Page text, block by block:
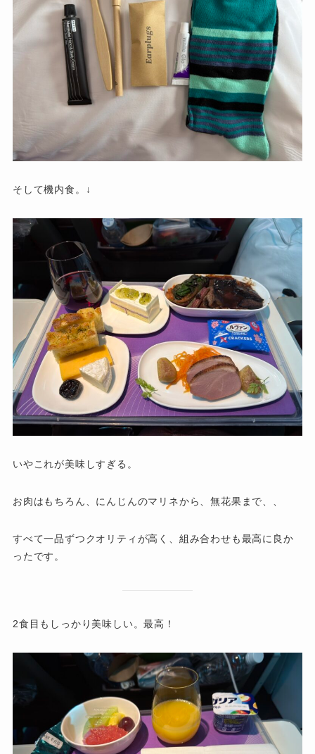
そして機内食。↓
いやこれが美味しすぎる。
お肉はもちろん、にんじんのマリネから、無花果まで、、
すべて一品ずつクオリティが高く、組み合わせも最高に良か
ったです。
2食目もしっかり美味しい。最高！